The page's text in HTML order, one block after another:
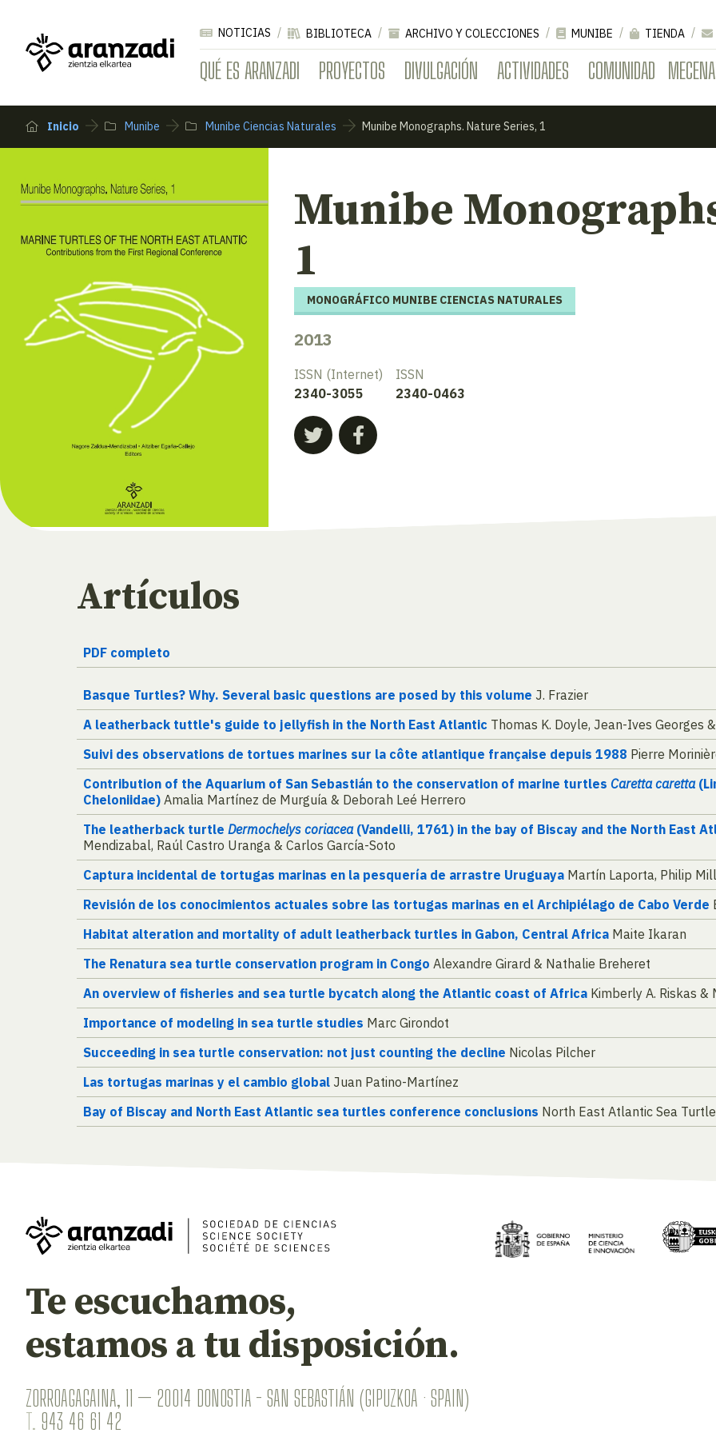
QUÉ ES ARANZADI PROYECTOS DIVULGACIÓN ACTIVIDADES COMUNIDAD
NOTICIAS BIBLIOTECA ARCHIVO Y COLECCIONES MUNIBE TIENDA
Inicio Munibe Munibe Ciencias Naturales Munibe Monographs. Nature Series, 1
Munibe
1
MONOGRÁFICO MUNIBE CIENCIAS NATURALES
2013
ISSN (Internet)
2340-3055
ISSN
2340-0463
Artículos
PDF completo
Basque Turtles? Why. Several basic questions are posed by this volume J. Frazier
A leatherback tuttle's guide to jellyfish in the North East Atlantic Thomas K. Doyle, Jean-Ives Georges
Suivi des observations de tortues marines sur la côte atlantique française depuis 1988 Pierre
Contribution of the Aquarium of San Sebastián to the conservation of marine turtles Caretta caretta
Cheloniidae) Amalia Martínez de Murguía & Deborah Leé Herrero
The leatherback turtle Dermochelys coriacea(Vandelli, 1761) in the bay of Biscay and the North East
Mendizabal, Raúl Castro Uranga & Carlos García-Soto
Captura incidental de tortugas marinas en la pesquería de arrastre Uruguaya Martín Laporta, Philip
Revisión de los conocimientos actuales sobre las tortugas marinas en el Archipiélago de Cabo Verde
Habitat alteration and mortality of adult leatherback turtles in Gabon, Central Africa Maite Ikaran
The Renatura sea turtle conservation program in Congo Alexandre Girard & Nathalie Breheret
An overview of fisheries and sea turtle bycatch along the Atlantic coast of Africa Kimberly A. Riskas &
Importance of modeling in sea turtle studies Marc Girondot
Succeeding in sea turtle conservation: not just counting the decline Nicolas Pilcher
Las tortugas marinas y el cambio global Juan Patino-Martínez
Bay of Biscay and North East Atlantic sea turtles conference conclusions North East Atlantic Sea
Te escuchamos,
estamos a tu disposición.
ZORROAGAGAINA, 11 — 20014 DONOSTIA - SAN SEBASTIÁN (GIPUZKOA · SPAIN)
T. 943 46 61 42